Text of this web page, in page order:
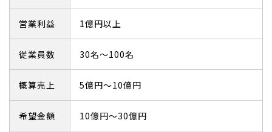
営業利益 1億円以上
従業員数 30名～100名
概算売上 5億円～10億円
希望金額 10億円～30億円